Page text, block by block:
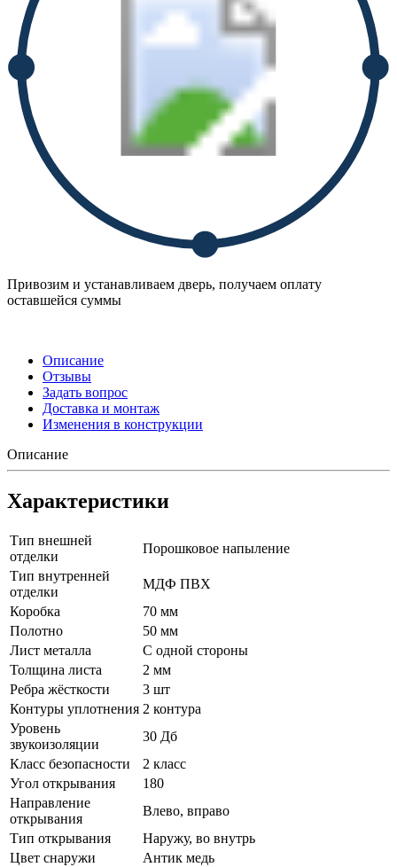
Привозим и устанавливаем дверь, получаем оплату
оставшейся суммы
Описание
Отзывы
Задать вопрос
Доставка и монтаж
Изменения в конструкции
Описание
Характеристики
Тип внешней
отделки
Порошковое напыление
Тип внутренней
отделки
МДФ ПВХ
Коробка
70 мм
Полотно
50 мм
Лист металла
С одной стороны
Толщина листа
2 мм
Ребра жёсткости
3 шт
Контуры уплотнения 2 контура
Уровень
звукоизоляции
30 Дб
Класс безопасности
2 класс
Угол открывания
180
Направление
открывания
Влево, вправо
Тип открывания
Наружу, во внутрь
Цвет снаружи
Антик медь